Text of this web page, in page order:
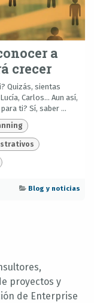
a
crecer
Quizás, sientas
Carlos… Aun así,
ti? Sí, saber ...
Blog y noticias
proyectos y
de Enterprise